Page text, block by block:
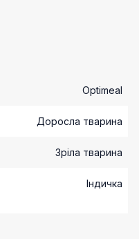
Optimeal
Доросла тварина
Зріла тварина
Індичка